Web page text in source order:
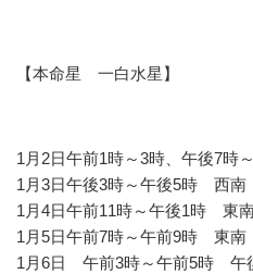
【本命星 一白水星】
1月2日午前1時～3時、午後7時
1月3日午後3時～午後5時 西
1月4日午前11時～午後1時 東
1月5日午前7時～午前9時 東南
1月6日 午前3時～午前5時